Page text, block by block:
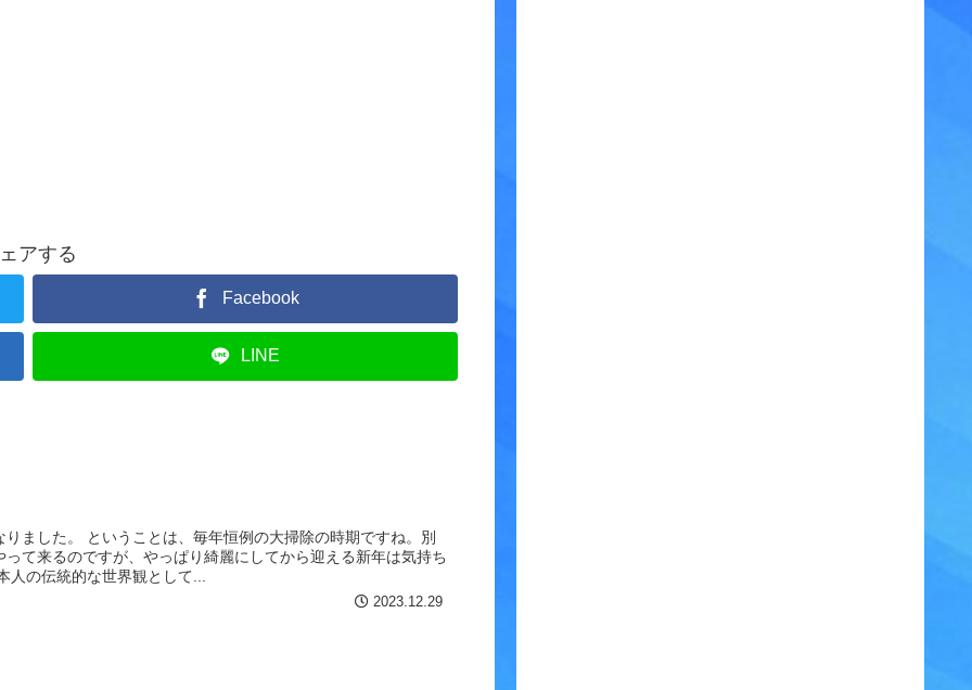
アする
Facebook
LINE
ました。 ということは、毎年恒例の大掃除の時期ですね。別
て来るのですが、やっぱり綺麗にしてから迎える新年は気持ち
の伝統的な世界観として...
2023.12.29